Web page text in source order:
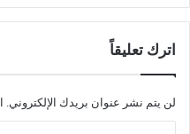
اترك تعليقاً
لن يتم نشر عنوان بريدك الإلكتروني.